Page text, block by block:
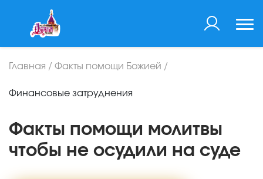
Главная / Факты помощи Божией /
Финансовые затруднения
Факты помощи молитвы
чтобы не осудили на суде